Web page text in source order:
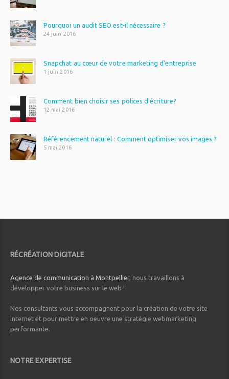
Pourquoi un audit SEO est-il nécessaire ?
24 juin 2016
Snapchat au cœur de votre marketing d’entreprise
1 juin 2016
Comment bien choisir ses polices d’écriture?
12 mai 2016
Référencement naturel : Comment optimiser vos images ?
5 mai 2016
RÉCRÉATION DIGITALE
Agence de communication à Montpellier, nous travaillons à
développer votre business sur le web !
Nos consultants vous accompagnent pour la création de votre site
internet et pour mettre en oeuvre une stratégie webmarketing
performante.
NOTRE EXPERTISE